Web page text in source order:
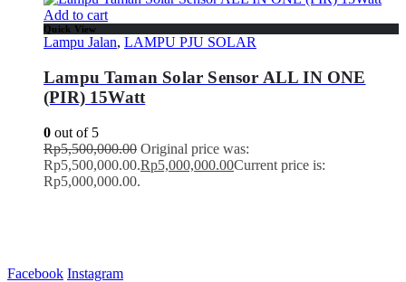
Add to cart
Quick View
Lampu Jalan, LAMPU PJU SOLAR
Lampu Taman Solar Sensor ALL IN ONE
(PIR) 15Watt
0 out of 5
Rp5,500,000.00 Original price was:
Rp5,500,000.00.Rp5,000,000.00Current price is:
Rp5,000,000.00.
Facebook Instagram